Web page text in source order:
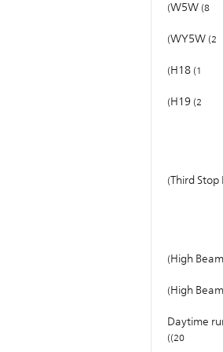
W5W 8
WY5W 2
H18 1
H19 2
Third Stop
High Beam
High Beam
Daytime
20